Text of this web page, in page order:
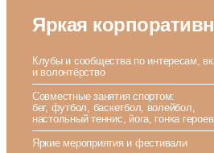
Яркая
Клубы и сообщества по интересам,
и волонтёрство
Совместные занятия спортом:
бег, футбол, баскетбол, волейбол,
настольный теннис, йога, гонка героев
Яркие мероприятия и фестивали